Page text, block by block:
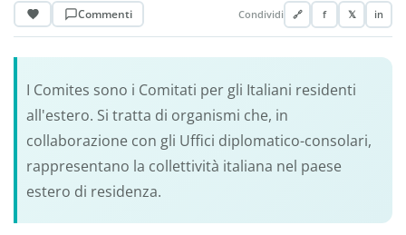
Commenti Condividi 🔗 f 𝕏 in
I Comites sono i Comitati per gli Italiani residenti
all'estero. Si tratta di organismi che, in
collaborazione con gli Uffici diplomatico-consolari,
rappresentano la collettività italiana nel paese
estero di residenza.